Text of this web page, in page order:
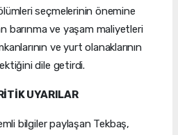
seçmelerinin önemine
barınma ve yaşam maliyetleri
ve yurt olanaklarının
dile getirdi.
UYARILAR
bilgiler paylaşan Tekbaş,